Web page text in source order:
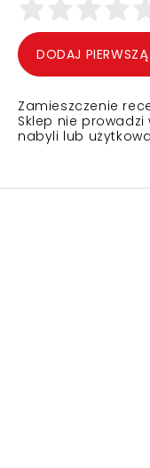
DODAJ PIERWSZĄ
Zamieszczenie
Sklep nie
nabyli lub